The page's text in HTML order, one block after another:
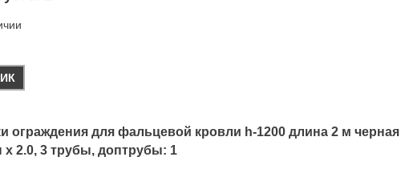
ограждения для фальцевой кровли h-1200 длина 2 м черная
х 2.0, 3 трубы, доптрубы: 1